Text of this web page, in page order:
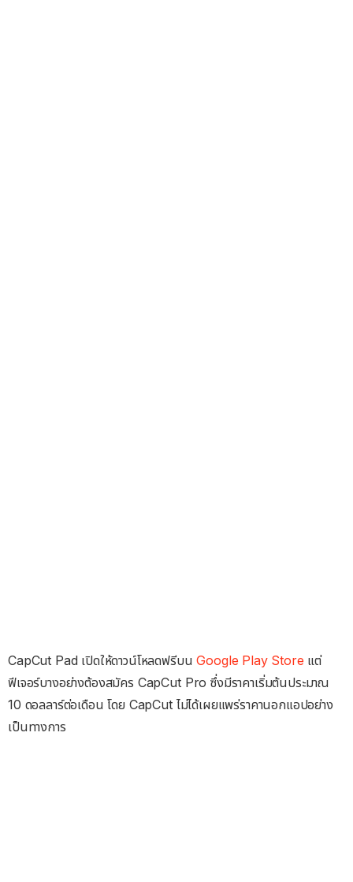
CapCut Pad เปิดให้ดาวน์โหลดฟรีบนGoogle Play Store แต่
ฟีเจอร์บางอย่างต้องสมัคร CapCut Pro ซึ่งมีราคาเริ่มต้นประมาณ
10 ดอลลาร์ต่อเดือน โดย CapCut ไม่ได้เผยแพร่ราคานอกแอปอย่าง
เป็นทางการ